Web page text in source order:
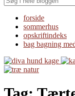
forside
sommerhus
opskriftindeks
bag bagning